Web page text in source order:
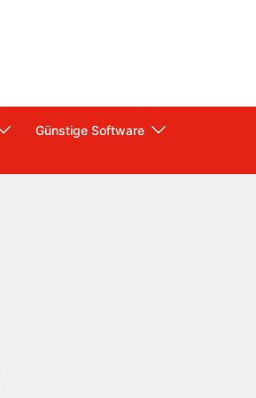
Günstige Software